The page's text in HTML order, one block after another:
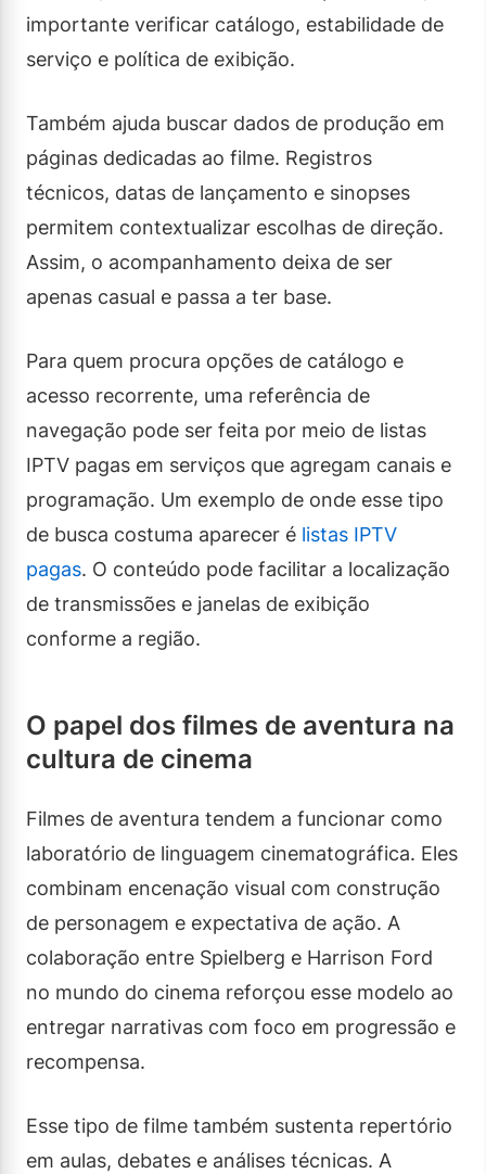
importante verificar catálogo, estabilidade de
serviço e política de exibição.
Também ajuda buscar dados de produção em
páginas dedicadas ao filme. Registros
técnicos, datas de lançamento e sinopses
permitem contextualizar escolhas de direção.
Assim, o acompanhamento deixa de ser
apenas casual e passa a ter base.
Para quem procura opções de catálogo e
acesso recorrente, uma referência de
navegação pode ser feita por meio de listas
IPTV pagas em serviços que agregam canais e
programação. Um exemplo de onde esse tipo
de busca costuma aparecer é listas IPTV
pagas. O conteúdo pode facilitar a localização
de transmissões e janelas de exibição
conforme a região.
O papel dos filmes de aventura na
cultura de cinema
Filmes de aventura tendem a funcionar como
laboratório de linguagem cinematográfica. Eles
combinam encenação visual com construção
de personagem e expectativa de ação. A
colaboração entre Spielberg e Harrison Ford
no mundo do cinema reforçou esse modelo ao
entregar narrativas com foco em progressão e
recompensa.
Esse tipo de filme também sustenta repertório
em aulas, debates e análises técnicas. A